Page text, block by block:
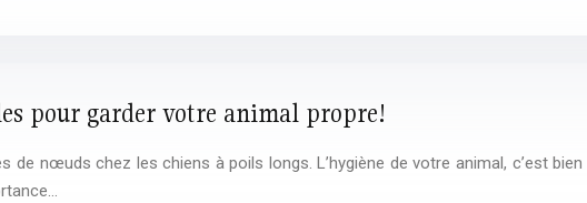
pour garder votre animal propre!
de nœuds chez les chiens à poils longs. L’hygiène de votre animal, c’est